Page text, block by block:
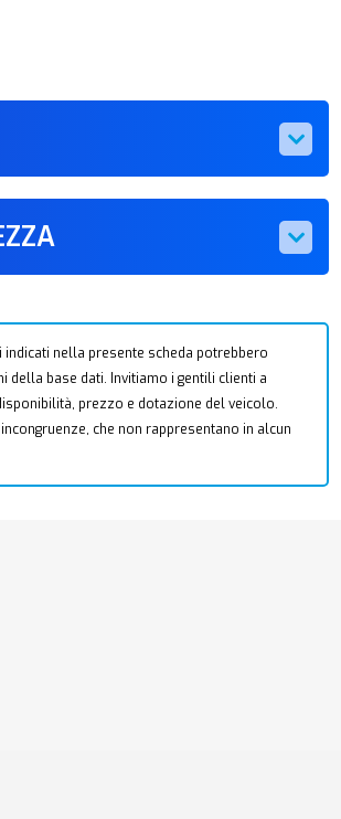
nella presente scheda potrebbero
base dati. Invitiamo i gentili clienti a
prezzo e dotazione del veicolo.
che non rappresentano in alcun